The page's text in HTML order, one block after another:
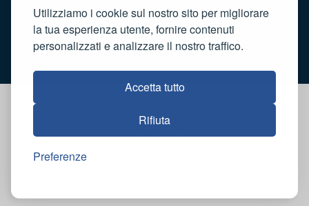
Utilizziamo i cookie sul nostro sito per migliorare
la tua esperienza utente, fornire contenuti
personalizzati e analizzare il nostro traffico.
Accetta tutto
Rifiuta
Preferenze
Copyright 2026 - Nauticando | Web by Costantino Italia Sas | P.IVA